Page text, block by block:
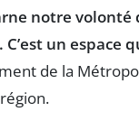
notre volonté
un espace
de la